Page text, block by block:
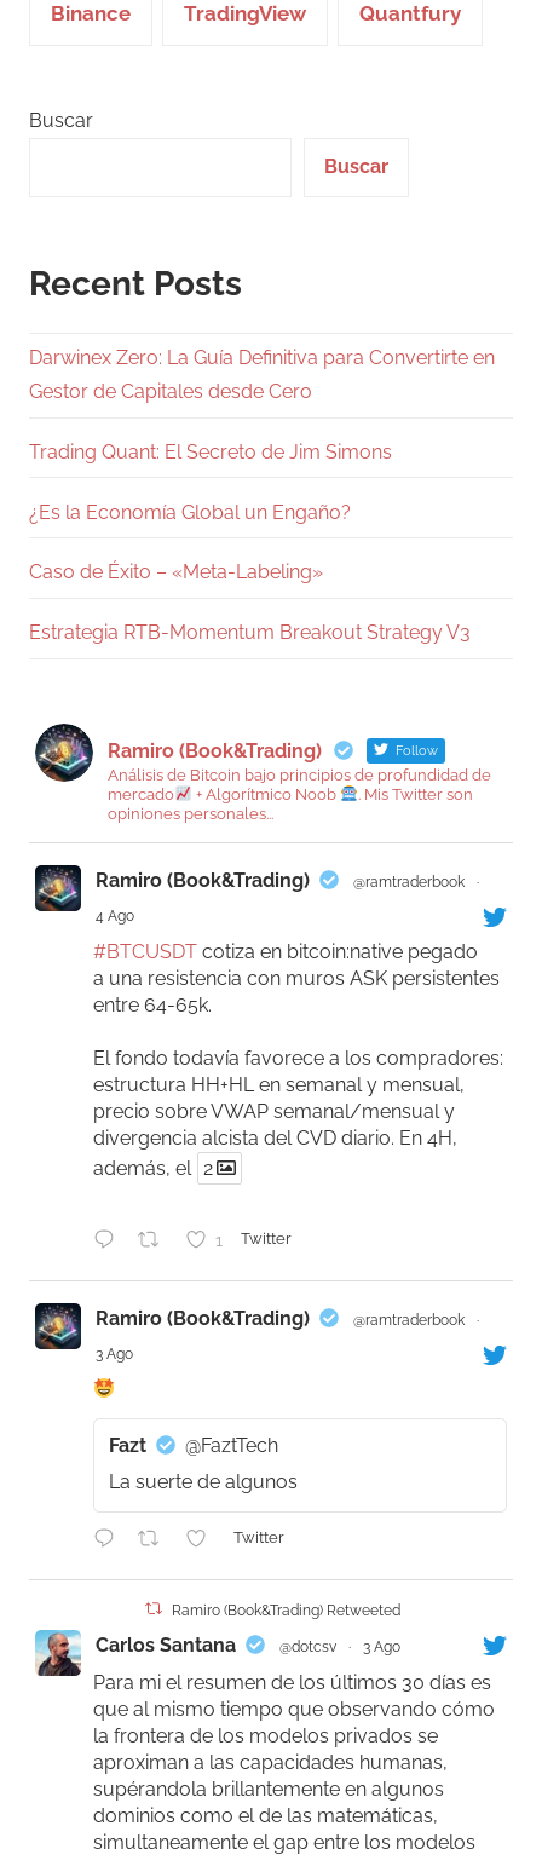
Binance TradingView Quantfury
Buscar
Buscar
Recent Posts
Darwinex Zero: La Guía Definitiva para Convertirte en
Gestor de Capitales desde Cero
Trading Quant: El Secreto de Jim Simons
¿Es la Economía Global un Engaño?
Caso de Éxito – «Meta-Labeling»
Estrategia RTB-Momentum Breakout Strategy V3
Ramiro (Book&Trading) Follow
Análisis de Bitcoin bajo principios de profundidad de
mercado
+ Algorítmico Noob
. Mis Twitter son
opiniones personales...
Ramiro (Book&Trading) @ramtraderbook
·
4 Ago
#BTCUSDT cotiza en bitcoin:native pegado
a una resistencia con muros ASK persistentes
entre 64-65k.
El fondo todavía favorece a los compradores:
estructura HH+HL en semanal y mensual,
precio sobre VWAP semanal/mensual y
divergencia alcista del CVD diario. En 4H,
además, el
2
1 Twitter
Ramiro (Book&Trading) @ramtraderbook
·
3 Ago
Fazt
@FaztTech
La suerte de algunos
Twitter
Ramiro (Book&Trading) Retweeted
Carlos Santana @dotcsv · 3 Ago
Para mi el resumen de los últimos 30 días es
que al mismo tiempo que observando cómo
la frontera de los modelos privados se
aproximan a las capacidades humanas,
supérandola brillantemente en algunos
dominios como el de las matemáticas,
simultaneamente el gap entre los modelos